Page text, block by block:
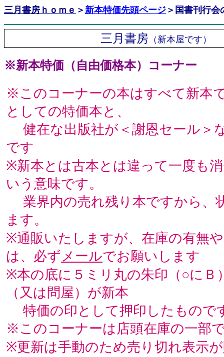
三月書房ｈｏｍｅ ＞新本特価先頭ページ ＞ 国書刊行会
三月書房 （新本屋です
※新本特価（自由価格本）コーナー
※このコーナーの本はすべて新本
としての特価本と、
健在な出版社が＜謝恩セール＞
です
※新本とは古本とは違って一度も
いう意味です。
業界内の売れ残り本ですから、
ます。
※通販いたしますが、在庫の有無
は、必ずメールでお願いします
※本の底に５ミリ丸の朱印（○にＢ
（又は問屋）が新本
特価の印として押印したもの
※このコーナーは店頭在庫の一部
※更新は手動のため売り切れ表示